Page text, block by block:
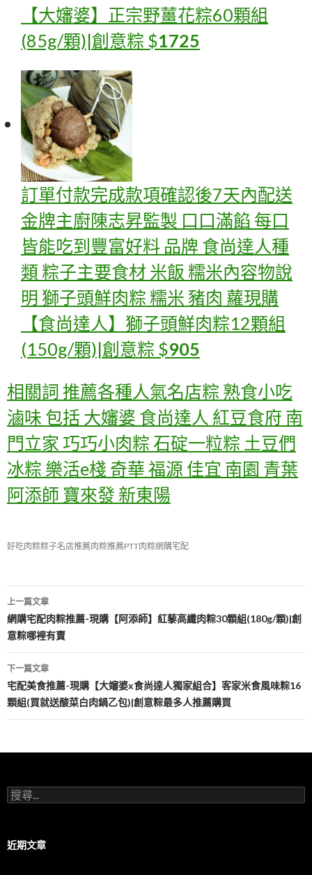
【大嬸婆】正宗野薑花粽60顆組
(85g/顆)|創意粽 $1725
訂單付款完成款項確認後7天內配送
金牌主廚陳志昇監製 口口滿餡 每口
皆能吃到豐富好料 品牌 食尚達人種
類 粽子主要食材 米飯 糯米內容物說
明 獅子頭鮮肉粽 糯米 豬肉 蘿現購
【食尚達人】獅子頭鮮肉粽12顆組
(150g/顆)|創意粽 $905
相關詞 推薦各種人氣名店粽 熟食小吃
滷味 包括 大嬸婆 食尚達人 紅豆食府 南
門立家 巧巧小肉粽 石碇一粒粽 土豆們
冰粽 樂活e棧 奇華 福源 佳宜 南園 青葉
阿添師 寶來發 新東陽
好吃肉粽粽子名店推薦肉粽推薦PTT肉粽網購宅配
文
章
導
覽
上一篇文章
網購宅配肉粽推薦-現購【阿添師】紅藜高纖肉粽30顆組(180g/顆)|創
意粽哪裡有賣
下一篇文章
宅配美食推薦-現購【大嬸婆x食尚達人獨家組合】客家米食風味粽16
顆組(買就送酸菜白肉鍋乙包)|創意粽最多人推薦購買
搜
尋
字
近期文章